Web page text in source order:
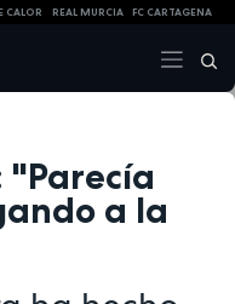
CALOR REAL MURCIA FC CARTAGENA
"Parecía
a la